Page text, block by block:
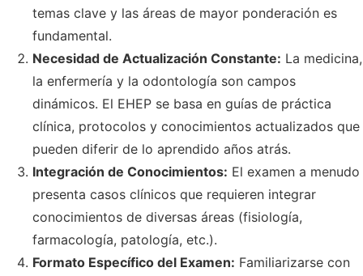
temas clave y las áreas de mayor ponderación es
fundamental.
Necesidad de Actualización Constante: La medicina,
la enfermería y la odontología son campos
dinámicos. El EHEP se basa en guías de práctica
clínica, protocolos y conocimientos actualizados que
pueden diferir de lo aprendido años atrás.
Integración de Conocimientos: El examen a menudo
presenta casos clínicos que requieren integrar
conocimientos de diversas áreas (fisiología,
farmacología, patología, etc.).
Formato Específico del Examen: Familiarizarse con